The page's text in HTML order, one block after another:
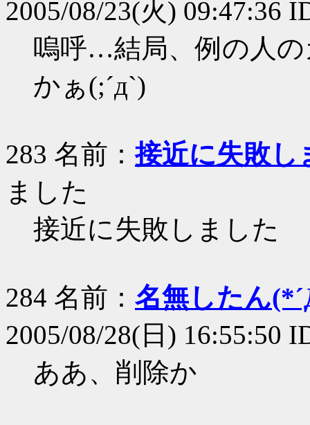
2005/08/23(火) 09:47:36
嗚呼…結局、例の人
かぁ(;´д`)
283 名前：接近に失敗し
ました
接近に失敗しました
284 名前： 名無したん
2005/08/28(日) 16:55:50
ああ、削除か